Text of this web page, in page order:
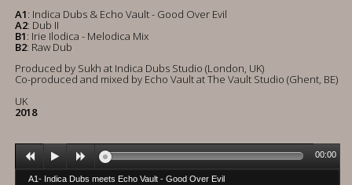
A1: Indica Dubs & Echo Vault - Good Over Evil
A2: Dub II
B1: Irie Ilodica - Melodica Mix
B2: Raw Dub
Produced by Sukh at Indica Dubs Studio (London, UK)
Co-produced and mixed by Echo Vault at The Vault Studio (Ghent, BE)
UK
2018
A1- Indica Dubs meets Echo Vault - Good Over Evil
00:00